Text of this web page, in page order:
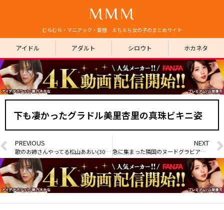
MMM
むらむら・マニアック・妄想 えちえち女の子のまとめサイト
アイドル アダルト シロウト ホカネタ
下も凄かったグラドル美里杏里の真珠ビキニ姿
PREVIOUS
歌のお姉さんやってる松山あおい(30)が5年ぶりにオカズ発売
NEXT
急に集まった隣国のヌードグラビア画像